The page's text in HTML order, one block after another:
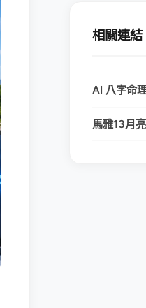
相關連結
AI 八字命
馬雅13月